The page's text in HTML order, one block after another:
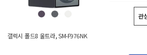
갤럭시 폴드8 울트라, SM-F976NK
관